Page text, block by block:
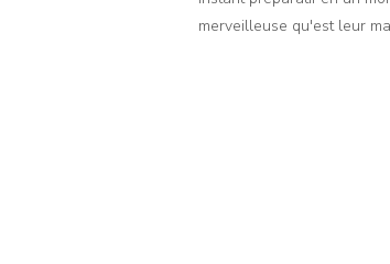
merveilleuse qu'est leur